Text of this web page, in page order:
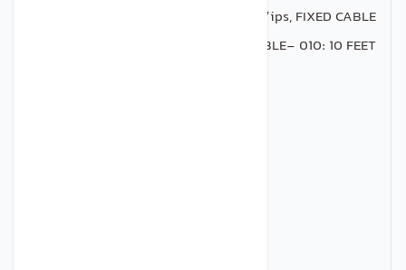
5485C OUTPUT- 003: 145 mV/ips, FIXED CABLE
5485C FIXED CABLE- 010: 10 FEET